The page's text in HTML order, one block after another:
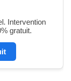
Intervention
gratuit.